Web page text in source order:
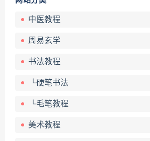
中医教程
周易玄学
书法教程
└硬笔书法
└毛笔教程
美术教程